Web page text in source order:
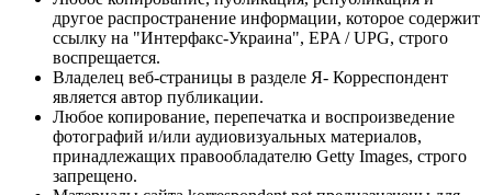
другое распространение информации, которое содержит
ссылку на "Интерфакс-Украина", EPA / UPG, строго
воспрещается.
Владелец веб-страницы в разделе Я- Корреспондент
является автор публикации.
Любое копирование, перепечатка и воспроизведение
фотографий и/или аудиовизуальных материалов,
принадлежащих правообладателю Getty Images, строго
запрещено.